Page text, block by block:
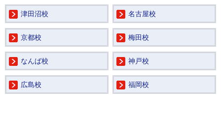
津田沼校 名古屋校
京都校 梅田校
なんば校 神戸校
広島校 福岡校